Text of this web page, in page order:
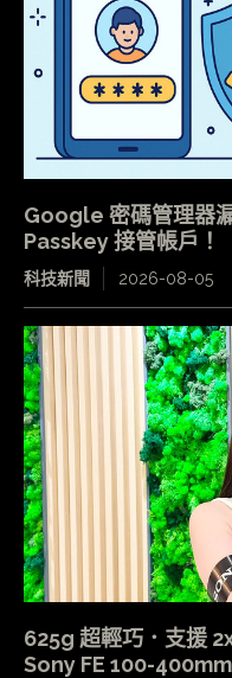
Google 密碼管理器
Passkey 接管帳戶！
科技新聞 2026-08-05
625g 超輕巧．支援
Sony FE 100-